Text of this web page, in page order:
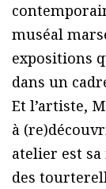
muséal
expositions
dans un
Et l’artiste,
à
atelier est
des